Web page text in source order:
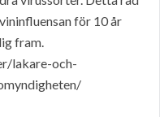
för 10 år
fram.
lakare-och-